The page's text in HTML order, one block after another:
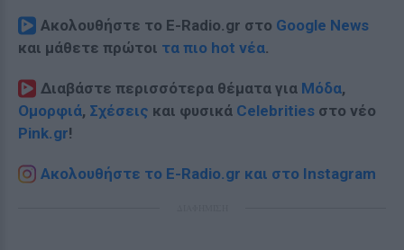
Ακολουθήστε το E-Radio.gr στο Google News
και μάθετε πρώτοι τα πιο hot νέα.
Διαβάστε περισσότερα θέματα για Μόδα,
Ομορφιά, Σχέσεις και φυσικά Celebrities στο νέο
Pink.gr!
Ακολουθήστε το E-Radio.gr και στο Instagram